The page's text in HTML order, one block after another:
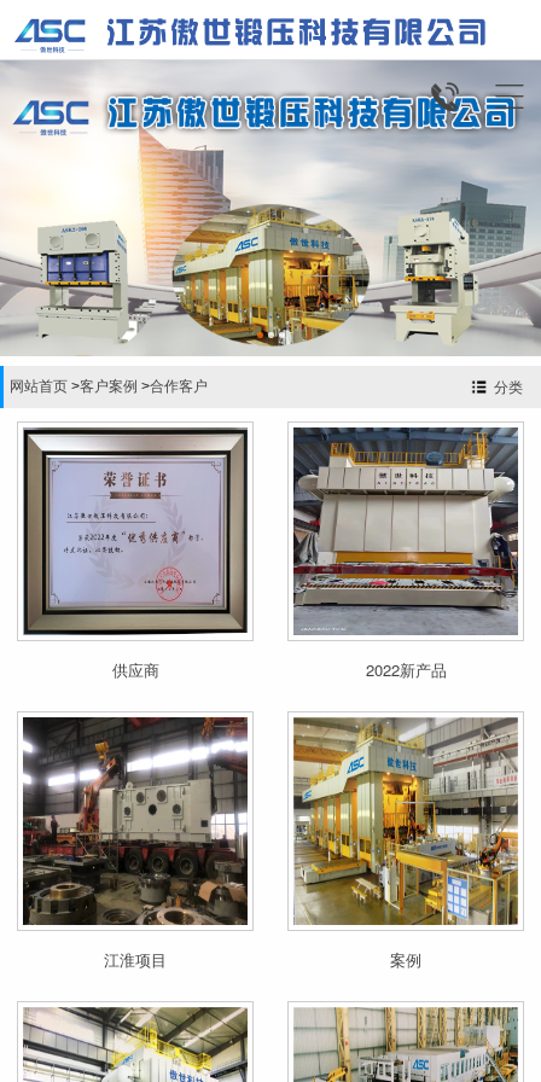


分类
网站首页 >客户案例 >合作客户
供应商 2022新产品
江淮项目 案例